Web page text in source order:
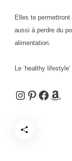
Elles te
aussi à perdre du
alimentation.
Le ‘healthy
Instagram
Pinterest